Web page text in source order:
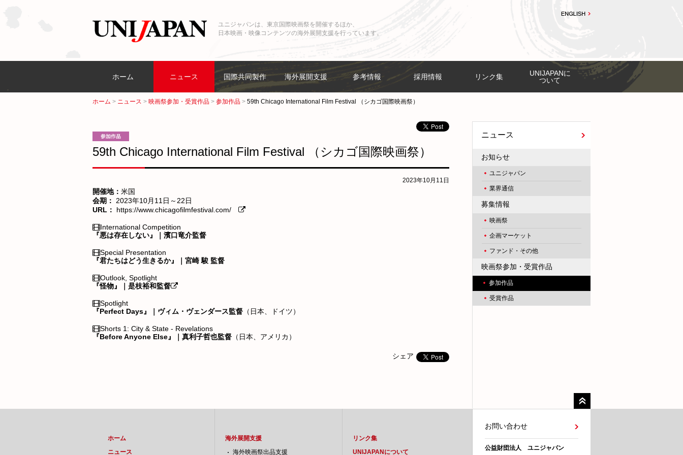
ユニジャパンは、東京国際映画祭を開催するほか、
日本映画・映像コンテンツの海外展開支援を行っています。
ホーム ニュース 国際共同製作 海外展開支援 参考情報 採用情報 リンク集
UNIJAPANに
ついて
ホーム ニュース 映画祭参加・受賞作品 参加作品 59th Chicago International Film Festival （シカゴ国際映画祭）
59th Chicago International Film Festival （シカゴ国際映画祭）
2023年10月11日
開催地： 米国
会期：
2023年10月11日～22日
URL：
https://www.chicagofilmfestival.com/
International Competition
『悪は存在しない』｜濱口竜介監督
Special Presentation
『君たちはどう生きるか』｜宮崎 駿 監督
Outlook, Spotlight
『怪物』｜是枝裕和監督
Spotlight
『Perfect Days』｜ヴィム・ヴェンダース監督 （日本、ドイツ）
Shorts 1: City & State - Revelations
『Before Anyone Else』｜真利子哲也監督 （日本、アメリカ）
シェア
ニュース
お知らせ
ユニジャパン
業界通信
募集情報
映画祭
企画マーケット
ファンド・その他
映画祭参加・受賞作品
参加作品
受賞作品
ホーム
ニュース
海外展開支援
海外映画祭出品支援
リンク集
UNIJAPANについて
お問い合わせ
公益財団法人 ユニジャパン